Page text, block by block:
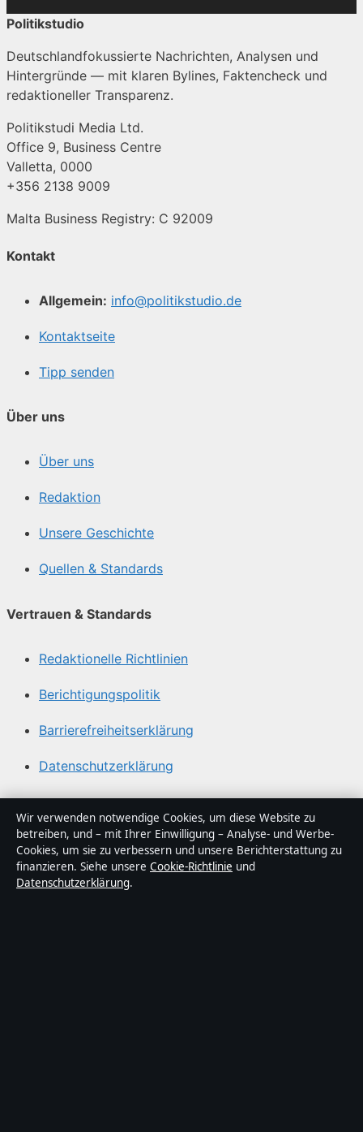
Politikstudio
Deutschlandfokussierte Nachrichten, Analysen und
Hintergründe — mit klaren Bylines, Faktencheck und
redaktioneller Transparenz.
Politikstudi Media Ltd.
Office 9, Business Centre
Valletta, 0000
+356 2138 9009
Malta Business Registry: C 92009
Kontakt
Allgemein: info@politikstudio.de
Kontaktseite
Tipp senden
Über uns
Über uns
Redaktion
Unsere Geschichte
Quellen & Standards
Vertrauen & Standards
Redaktionelle Richtlinien
Berichtigungspolitik
Barrierefreiheitserklärung
Datenschutzerklärung
Über Politikstudio in Kürze
Politikstudio ist ein unabhängiger digitaler
Nachrichtenanbieter mit Fokus auf Politik, Wirtschaft,
Technik und Gesellschaft in Deutschland. Jeder Artikel
Wir verwenden notwendige Cookies, um diese Website zu
betreiben, und – mit Ihrer Einwilligung – Analyse- und Werbe-
Cookies, um sie zu verbessern und unsere Berichterstattung zu
finanzieren. Siehe unsere Cookie-Richtlinie und
Datenschutzerklärung.